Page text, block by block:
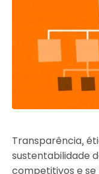
Transparência,
sustentabilidade
competitivos e